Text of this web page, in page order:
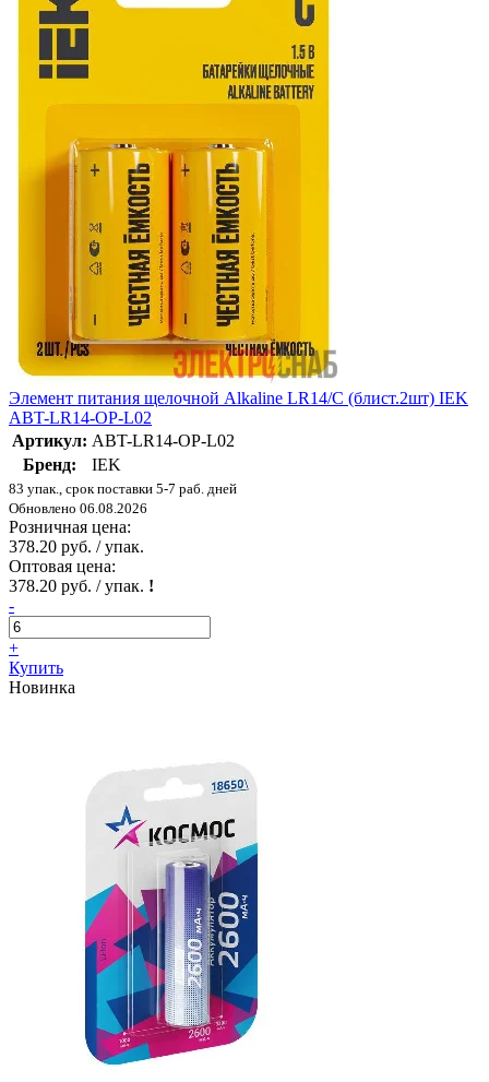
Элемент питания щелочной Alkaline LR14/C (блист.2шт) IEK
ABT-LR14-OP-L02
Артикул: ABT-LR14-OP-L02
Бренд:
IEK
83 упак., срок поставки 5-7 раб. дней
Обновлено 06.08.2026
Розничная цена:
378.20 руб. / упак.
Оптовая цена:
378.20 руб. / упак. !
-
+
Купить
Новинка